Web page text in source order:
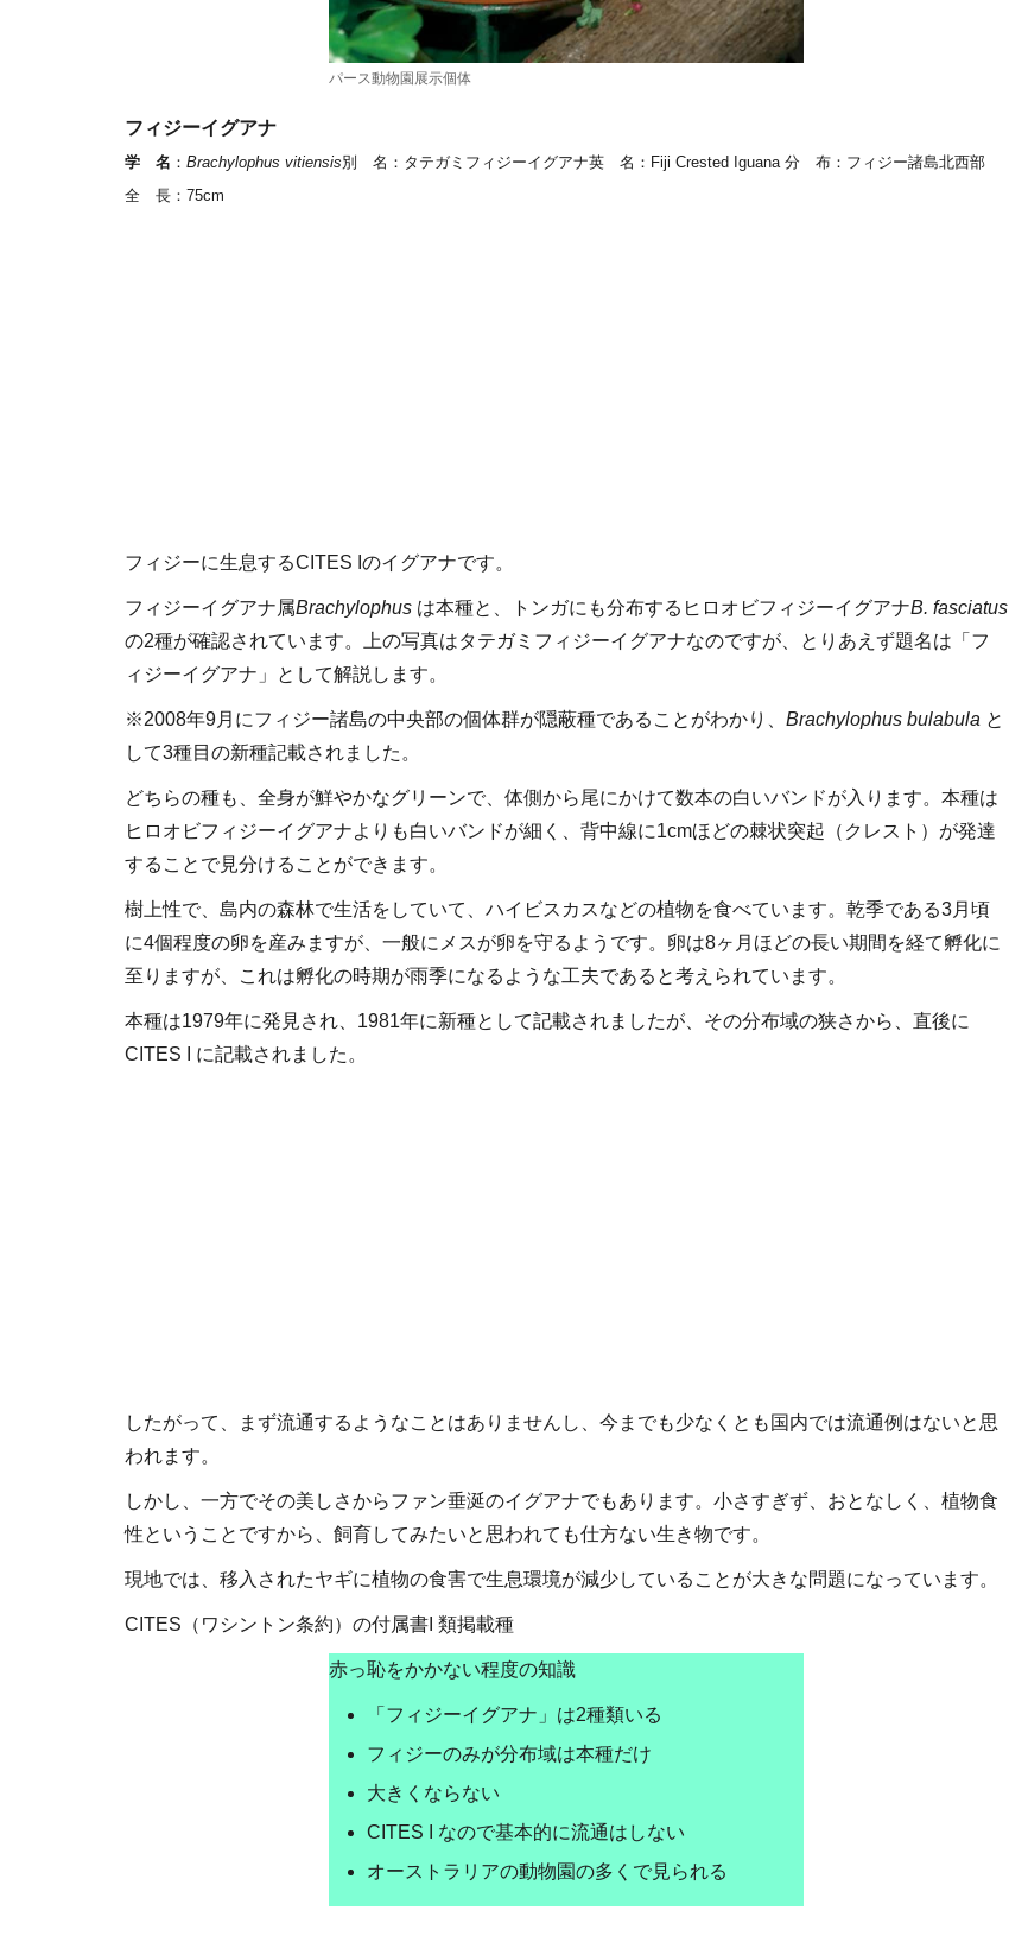
パース動物園展示個体
フィジーイグアナ
学 名 ： Brachylophus vitiensis別 名 ：タテガミフィジーイグアナ英 名 ：Fiji Crested Iguana 分 布 ：フィジー諸島北西部
全 長 ：75cm
フィジーに生息するCITES Iのイグアナです。
フィジーイグアナ属Brachylophus は本種と、トンガにも分布するヒロオビフィジーイグアナB. fasciatus
の2種が確認されています。上の写真はタテガミフィジーイグアナなのですが、とりあえず題名は「フ
ィジーイグアナ」として解説します。
※2008年9月にフィジー諸島の中央部の個体群が隠蔽種であることがわかり、 Brachylophus bulabula と
して3種目の新種記載されました。
どちらの種も、全身が鮮やかなグリーンで、体側から尾にかけて数本の白いバンドが入ります。本種は
ヒロオビフィジーイグアナよりも白いバンドが細く、背中線に1cmほどの棘状突起（クレスト）が発達
することで見分けることができます。
樹上性で、島内の森林で生活をしていて、ハイビスカスなどの植物を食べています。乾季である3月頃
に4個程度の卵を産みますが、一般にメスが卵を守るようです。卵は8ヶ月ほどの長い期間を経て孵化に
至りますが、これは孵化の時期が雨季になるような工夫であると考えられています。
本種は1979年に発見され、1981年に新種として記載されましたが、その分布域の狭さから、直後に
CITES I に記載されました。
したがって、まず流通するようなことはありませんし、今までも少なくとも国内では流通例はないと思
われます。
しかし、一方でその美しさからファン垂涎のイグアナでもあります。小さすぎず、おとなしく、植物食
性ということですから、飼育してみたいと思われても仕方ない生き物です。
現地では、移入されたヤギに植物の食害で生息環境が減少していることが大きな問題になっています。
CITES（ワシントン条約）の付属書I 類掲載種
赤っ恥をかかない程度の知識
「フィジーイグアナ」は2種類いる
フィジーのみが分布域は本種だけ
大きくならない
CITES I なので基本的に流通はしない
オーストラリアの動物園の多くで見られる